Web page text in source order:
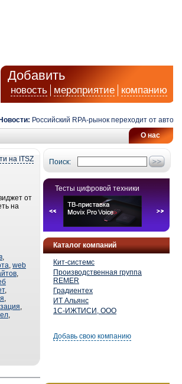
Добавить
новость мероприятие компанию
Российский RPA-рынок переходит от
О нас
Поиск:
Тесты цифровой техники
Каталог компаний
Кит-системс
Производственная группа
REMER
Градиентех
ИТ Альянс
1С-ИЖТИСИ, ООО
Добавь свою компанию
на ITSZ
от
на
,
, web
,
,
,
,
,